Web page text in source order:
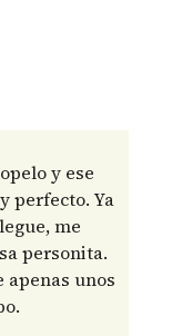
y ese
perfecto. Ya
me
personita.
apenas unos